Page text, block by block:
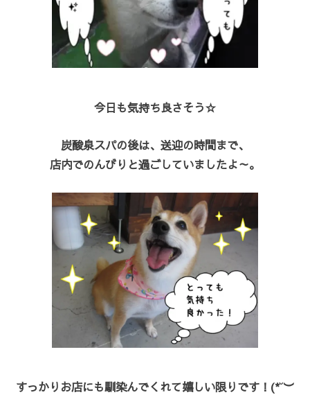
今日も気持ち良さそう☆
炭酸泉スパの後は、送迎の時間まで、
店内でのんびりと過ごしていましたよ～。
すっかりお店にも馴染んでくれて嬉しい限りです！(*˘︶